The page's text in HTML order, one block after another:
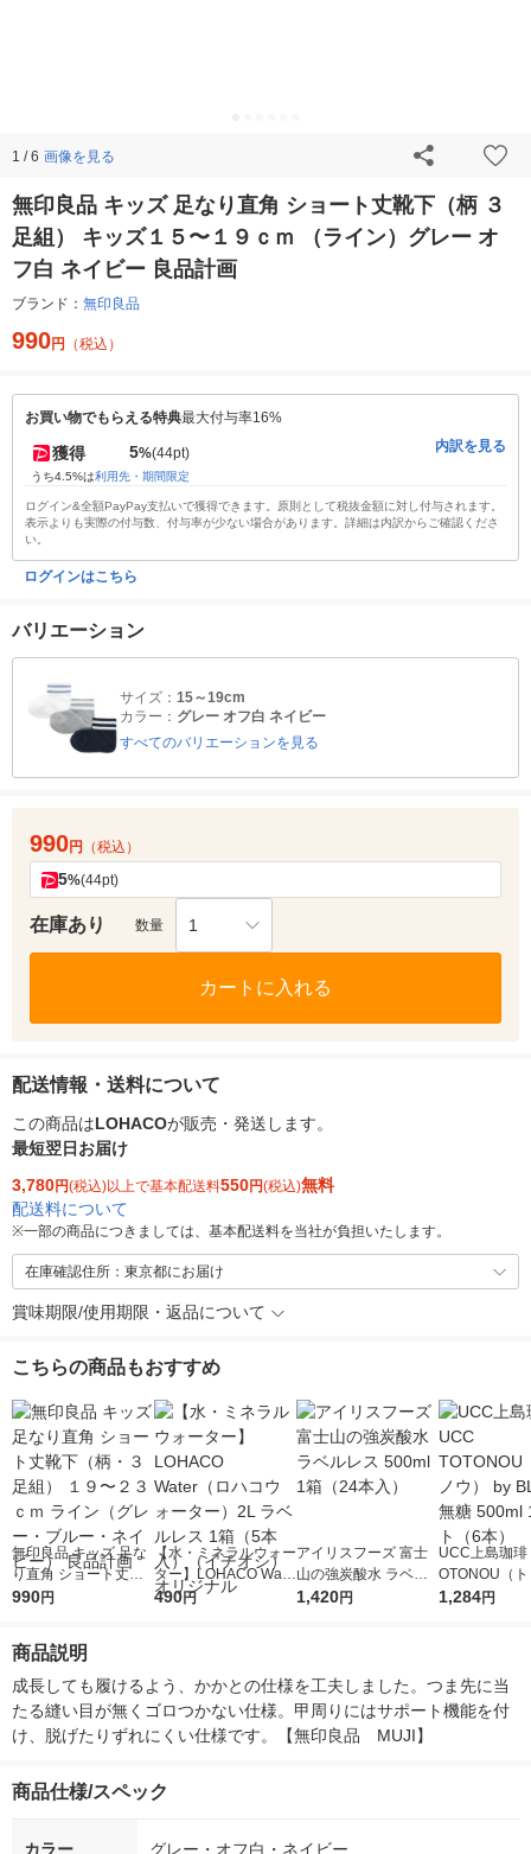
1 / 6 画像を見る
無印良品 キッズ 足なり直角 ショート丈靴下（柄 ３
足組） キッズ１５〜１９ｃｍ （ライン）グレー オ
フ白 ネイビー 良品計画
ブランド： 無印良品
990円 （税込）
お買い物でもらえる特典最大付与率16%
獲得 5%(44pt)
うち4.5%は利用先・期間限定
内訳を見る
ログイン&全額PayPay支払いで獲得できます。原則として税抜金額に対し付与されます。
表示よりも実際の付与数、付与率が少ない場合があります。詳細は内訳からご確認くださ
い。
ログインはこちら
バリエーション
サイズ： 15～19cm
カラー： グレー オフ白 ネイビー
すべてのバリエーションを見る
990円 （税込）
5%(44pt)
在庫あり 数量 1
カートに入れる
配送情報・送料について
この商品はLOHACOが販売・発送します。
最短翌日お届け
3,780円(税込)以上で基本配送料550円(税込)無料
配送料について
※一部の商品につきましては、基本配送料を当社が負担いたします。
在庫確認住所：東京都にお届け
賞味期限/使用期限・返品について
こちらの商品もおすすめ
無印良品 キッズ 足な
り直角 ショート丈靴
下（柄・３足組） １
イビー） 良品計画
990円
【水・ミネラルウォー
ター】LOHACO Wate
r（ロハコウォータ
490円
アイリスフーズ 富士
山の強炭酸水 ラベル
レス 500ml 1箱（24
1,420円
UCC上島珈琲
OTONOU（
ウ） by
1,284円
商品説明
成長しても履けるよう、かかとの仕様を工夫しました。つま先に当
たる縫い目が無くゴロつかない仕様。甲周りにはサポート機能を付
け、脱げたりずれにくい仕様です。【無印良品　MUJI】
商品仕様/スペック
カラー グレー・オフ白・ネイビー